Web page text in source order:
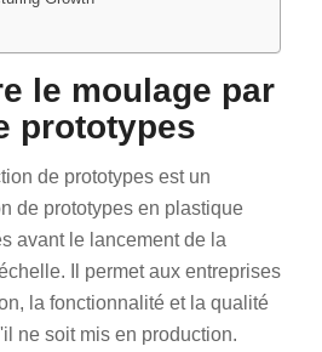
le moulage par
prototypes
de prototypes est un
de prototypes en plastique
avant le lancement de la
Il permet aux entreprises
la fonctionnalité et la qualité
ne soit mis en production.